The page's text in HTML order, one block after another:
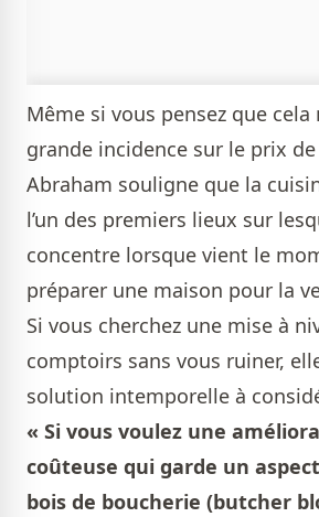
Même si vous pensez que cela
grande incidence sur le prix
Abraham souligne que la
l’un des premiers lieux sur
concentre lorsque vient le
préparer une maison pour la
Si vous cherchez une mise à
comptoirs sans vous ruiner,
solution intemporelle à
« Si vous voulez une
coûteuse qui garde un
bois de boucherie (butcher